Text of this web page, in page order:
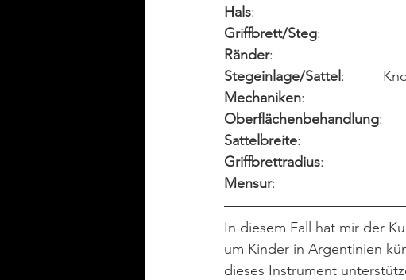
Hals
Griffbrett/Steg
Ränder
Stegeinlage/Sattel
:
Mechaniken
Oberflächenbehandlung
Sattelbreite
Griffbrettradius
Mensur
In diesem Fall hat mir der
um Kinder in Argentinien
dieses Instrument